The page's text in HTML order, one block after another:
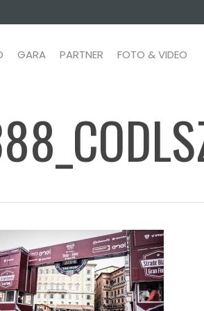
GARA PARTNER FOTO & VIDEO